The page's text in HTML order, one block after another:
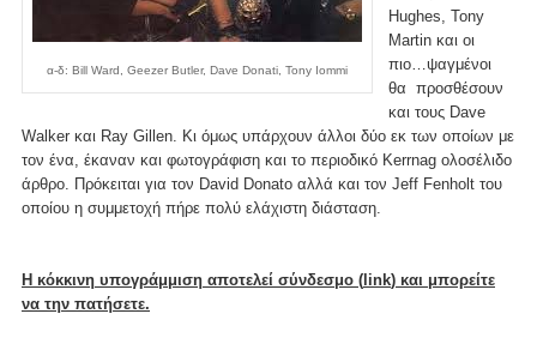
α-δ: Bill Ward, Geezer Butler, Dave Donati, Tony Iommi
Hughes, Tony
Martin και οι
πιο…ψαγμένοι
θα προσθέσουν
και τους Dave
Walker και Ray Gillen. Κι όμως υπάρχουν άλλοι δύο εκ των οποίων με
τον ένα, έκαναν και φωτογράφιση και το περιοδικό Kerrnag ολοσέλιδο
άρθρο. Πρόκειται για τον David Donato αλλά και τον Jeff Fenholt του
οποίου η συμμετοχή πήρε πολύ ελάχιστη διάσταση.
Η κόκκινη υπογράμμιση αποτελεί σύνδεσμο (link) και μπορείτε
να την πατήσετε.